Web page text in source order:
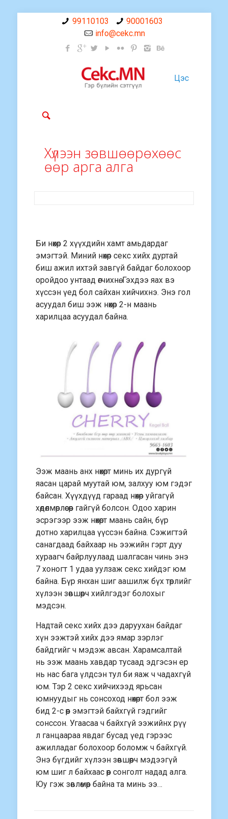
99110103
90001603
info@cekc.mn
Цэс
Хүлээн зөвшөөрөхөөс
өөр арга алга
Би нөхөр 2 хүүхдийн хамт амьдардаг
эмэгтэй. Миний нөхөр секс хийх дуртай
биш ажил ихтэй завгүй байдаг болохоор
оройдоо унтаад өгчихнө. Гэхдээ яах вэ
хүссэн үед бол сайхан хийчихнэ. Энэ гол
асуудал биш ээж нөхөр 2-н маань
харилцаа асуудал байна.
Ээж маань анх нөхөрт минь их дургүй
яасан царай муутай юм, залхуу юм гэдэг
байсан. Хүүхдүүд гараад нөхөр уйгагүй
хөдөлмөрлөсөөр гайгүй болсон. Одоо харин
эсрэгээр ээж нөхөрт маань сайн, бүр
дотно харилцаа үүссэн байна. Сэжигтэй
санагдаад байхаар нь ээжийн гэрт дуу
хураагч байрлуулаад шалгасан чинь энэ
7 хоногт 1 удаа уулзаж секс хийдэг юм
байна. Бүр янхан шиг аашилж бүх төрлийг
хүлээн зөвшөөрч хийлгэдэг болохыг
мэдсэн.
Надтай секс хийх дээ даруухан байдаг
хүн ээжтэй хийх дээ ямар зэрлэг
байдгийг ч мэдэж авсан. Харамсалтай
нь ээж маань хавдар тусаад эдгэсэн ер
нь нас бага үлдсэн тул би яаж ч чадахгүй
юм. Тэр 2 секс хийчихээд ярьсан
юмнуудыг нь сонсоход нөхөрт бол ээж
бид 2-с өөр эмэгтэй байхгүй гэдгийг
сонссон. Угаасаа ч байхгүй ээжийнх рүү
л ганцаараа явдаг бусад үед гэрээс
ажилладаг болохоор боломж ч байхгүй.
Энэ бүгдийг хүлээн зөвшөөрч мэдээгүй
юм шиг л байхаас өөр сонголт надад алга.
Юу гэж зөвлөмөөр байна та минь ээ…